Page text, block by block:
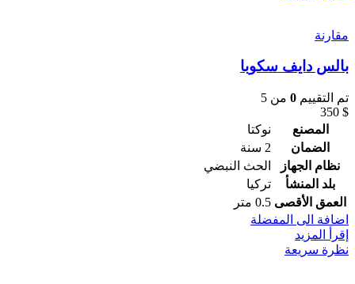
مقارنة
بالس دايف سكوبا
تم التقييم 0 من 5
350 $
المصنع
نوكتا
الضمان
2 سنة
نظام الجهاز
الحث النبضي
بلد المنشأ
تركيا
العمق الأقصى 0.5 متر
اضافة الى المفضلة
إقرأ المزيد
نظرة سريعة